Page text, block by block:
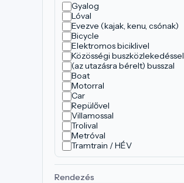
Gyalog
Lóval
Evezve (kajak, kenu, csónak)
Bicycle
Elektromos biciklivel
Közösségi buszközlekedéssel
(az utazásra bérelt) busszal
Boat
Motorral
Car
Repülővel
Villamossal
Trolival
Metróval
Tramtrain / HÉV
Rendezés